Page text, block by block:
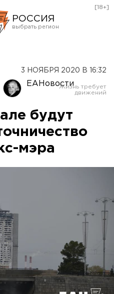
РОССИЯ
Оренбург
[18+]
3 НОЯБРЯ 2020 В 16:32
ЕАНовости
будут
мэра